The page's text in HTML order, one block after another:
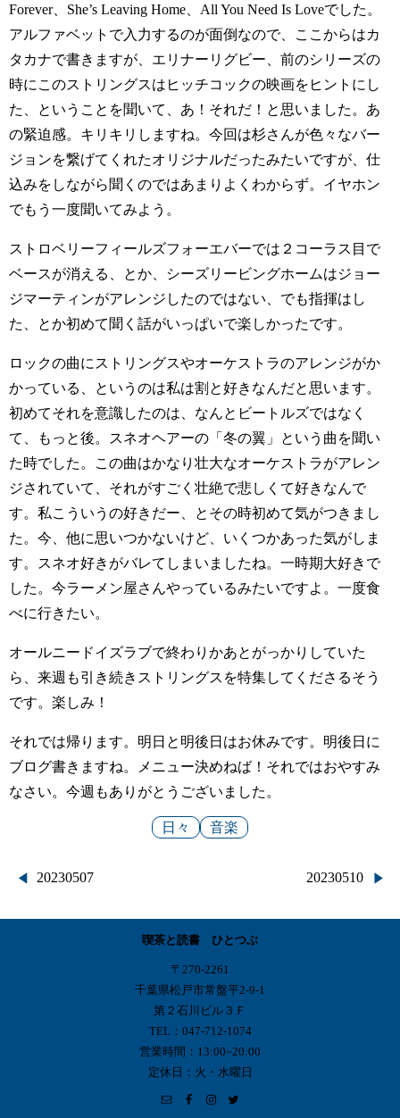
Forever、She’s Leaving Home、All You Need Is Loveでした。
アルファベットで入力するのが面倒なので、ここからはカ
タカナで書きますが、エリナーリグビー、前のシリーズの
時にこのストリングスはヒッチコックの映画をヒントにし
た、ということを聞いて、あ！それだ！と思いました。あ
の緊迫感。キリキリしますね。今回は杉さんが色々なバー
ジョンを繋げてくれたオリジナルだったみたいですが、仕
込みをしながら聞くのではあまりよくわからず。イヤホン
でもう一度聞いてみよう。
ストロベリーフィールズフォーエバーでは２コーラス目で
ベースが消える、とか、シーズリービングホームはジョー
ジマーティンがアレンジしたのではない、でも指揮はし
た、とか初めて聞く話がいっぱいで楽しかったです。
ロックの曲にストリングスやオーケストラのアレンジがか
かっている、というのは私は割と好きなんだと思います。
初めてそれを意識したのは、なんとビートルズではなく
て、もっと後。スネオヘアーの「冬の翼」という曲を聞い
た時でした。この曲はかなり壮大なオーケストラがアレン
ジされていて、それがすごく壮絶で悲しくて好きなんで
す。私こういうの好きだー、とその時初めて気がつきまし
た。今、他に思いつかないけど、いくつかあった気がしま
す。スネオ好きがバレてしまいましたね。一時期大好きで
した。今ラーメン屋さんやっているみたいですよ。一度食
べに行きたい。
オールニードイズラブで終わりかあとがっかりしていた
ら、来週も引き続きストリングスを特集してくださるそう
です。楽しみ！
それでは帰ります。明日と明後日はお休みです。明後日に
ブログ書きますね。メニュー決めねば！それではおやすみ
なさい。今週もありがとうございました。
日々 音楽
投
稿
20230507 20230510
喫茶と読書 ひとつぶ
〒270-2261
千葉県松戸市常盤平2-9-1
第２石川ビル３Ｆ
TEL：047-712-1074
営業時間：13:00~20:00
定休日：火・水曜日